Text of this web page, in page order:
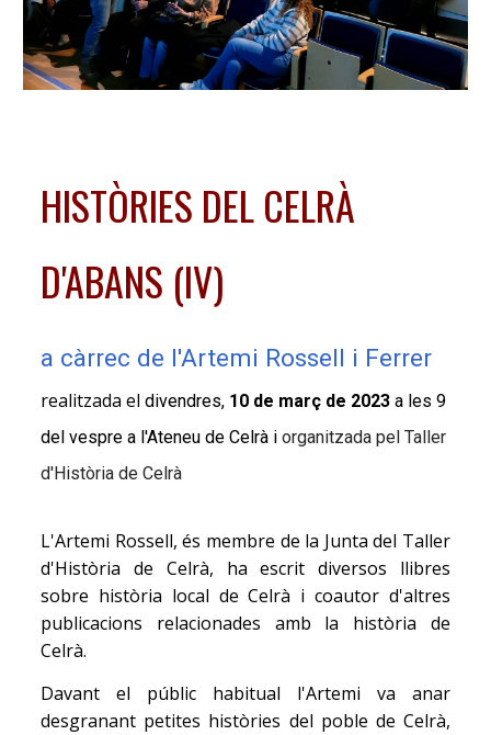
HISTÒRIES DEL CELRÀ
D'ABANS (IV)
a càrrec de l'Artemi Rossell i Ferrer
realitzada eldivendres, 10 de març de 2023a les 9
del vespre a l'Ateneu de Celrà iorganitzada pel Taller
d'Història de Celrà
L'Artemi Rossell, és membre de la Junta del Taller
d'Història de Celrà, ha escrit diversos llibres
sobre història local de Celrà i coautor d'altres
publicacions relacionades amb la història de
Celrà.
Davant el públic habitual l'Artemi va anar
desgranant petites històries del poble de Celrà,